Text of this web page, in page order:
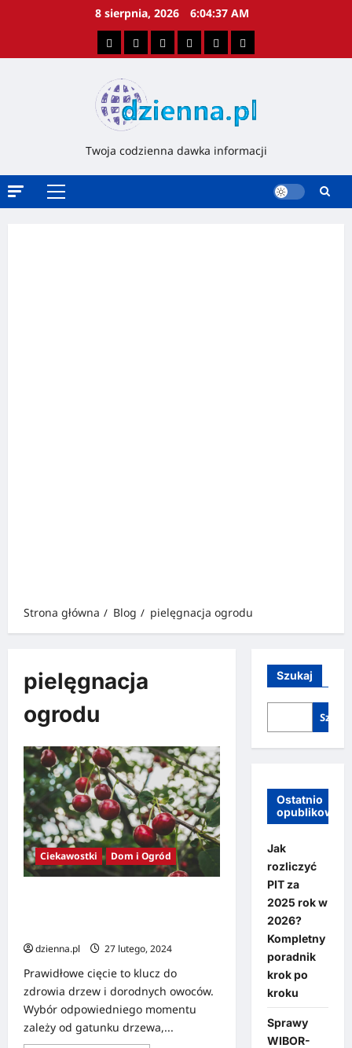
8 sierpnia, 2026 6:04:38 AM
Twoja codzienna dawka informacji
Strona główna Blog pielęgnacja ogrodu
pielęgnacja
ogrodu
Ciekawostki Dom i Ogród
dzienna.pl
27 lutego, 2024
Prawidłowe cięcie to klucz do
zdrowia drzew i dorodnych owoców.
Wybór odpowiedniego momentu
zależy od gatunku drzewa,...
Szukaj
Szukaj
Ostatnio
Jak
rozliczyć
PIT za
2025 rok w
2026?
Kompletny
poradnik
krok po
kroku
Sprawy
WIBOR-